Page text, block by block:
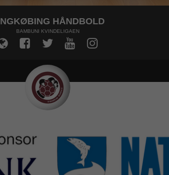
HÅNDBOLD
BAMBUNI KVINDELIGAEN